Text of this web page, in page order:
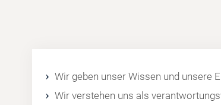
Wir geben unser Wissen und unsere
Wir verstehen uns als